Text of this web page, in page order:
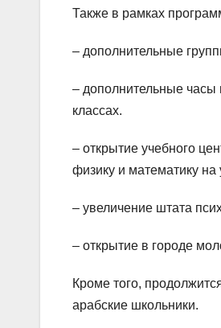
Также в рамках
– дополнительные
– дополнительные часы
классах.
– открытие учебного
физику и математику
– увеличение штата
– открытие в городе
Кроме того,
арабские школьники.